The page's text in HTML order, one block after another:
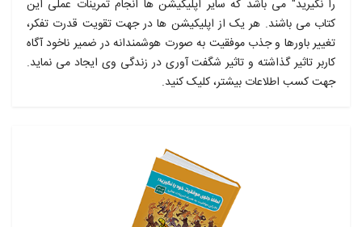
را نگیرید" می باشد که سایر اپلیکیشن ها انجام تمرینات عملی این
کتاب می باشند. هر یک از اپلیکیشن ها در جهت تقویت قدرت تفکر،
تغییر باورها و جذب موفقیت به صورت هوشمندانه در ضمیر ناخود آگاه
کاربر تاثیر گذاشته و تاثیر شگفت آوری در زندگی وی ایجاد می نماید.
جهت کسب اطلاعات بیشتر، کلیک کنید.